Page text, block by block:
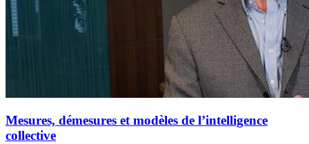
Mesures, démesures et modèles de l’intelligence
collective